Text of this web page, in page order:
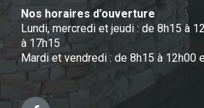
Nos horaires d’ouverture
Lundi, mercredi et jeudi : de 8h15 à
à 17h15
Mardi et vendredi : de 8h15 à 12h00